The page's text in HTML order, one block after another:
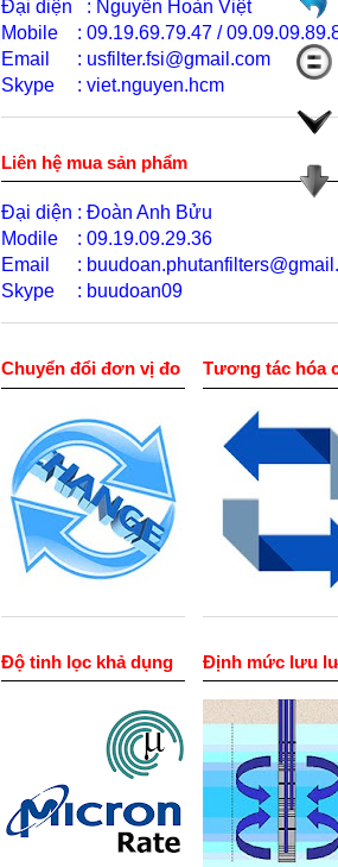
Đại diện
: Nguyễn Hoàn Việt
Mobile
: 09.19.69.79.47 /
Email
: usfilter.fsi@gmail.com
Skype
: viet.nguyen.hcm
Liên hệ mua sản phẩm
Đại diện : Đoàn Anh Bửu
Modile
: 09.19.09.29.36
Email
:
Skype
: buudoan09
Chuyển đổi đơn vị đo
Độ tinh lọc khả dụng
Tương tác hóa
Định mức lưu